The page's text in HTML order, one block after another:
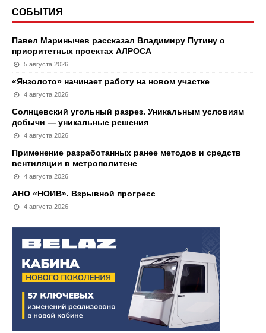
СОБЫТИЯ
Павел Маринычев рассказал Владимиру Путину о
приоритетных проектах АЛРОСА
5 августа 2026
«Янзолото» начинает работу на новом участке
4 августа 2026
Солнцевский угольный разрез. Уникальным условиям
добычи — уникальные решения
4 августа 2026
Применение разработанных ранее методов и средств
вентиляции в метрополитене
4 августа 2026
АНО «НОИВ». Взрывной прогресс
4 августа 2026